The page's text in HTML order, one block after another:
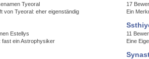
Tyeoral
von Tyeoral: eher eigenständig
17
Ein
Estellys
fast ein Astrophysiker
11
Eine